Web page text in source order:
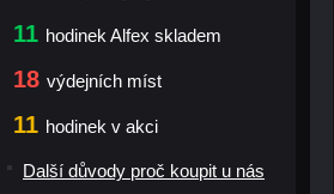
11 hodinek Alfex skladem
18 výdejních míst
11 hodinek v akci
Další důvody proč koupit u nás